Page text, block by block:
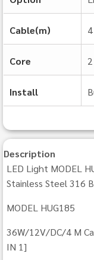
Cable(m) 4
Core 2
Install
Description
LED Light MODEL
Stainless Steel 316
MODEL HUG185
36W/12V/DC/4 M
IN 1]